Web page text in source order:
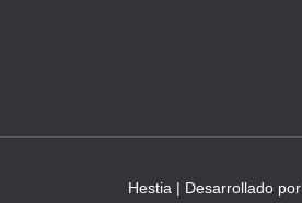
Hestia | Desarrollado por